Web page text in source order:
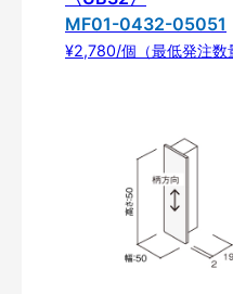
MF01-0432-05051
¥2,780/個（最低発注数